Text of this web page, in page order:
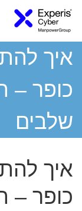
איך
שלבים
איך